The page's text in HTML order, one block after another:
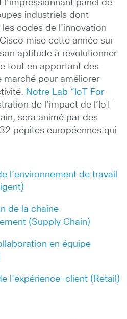
panel de
industriels dont
codes de l’innovation
mise cette année sur
aptitude à révolutionner
tout en apportant des
marché pour améliorer
Notre Lab “IoT For
de l’impact de l’IoT
sera animé par des
pépites européennes qui
l’environnement de travail
de la chaîne
(Supply Chain)
en équipe
l’expérience-client (Retail)